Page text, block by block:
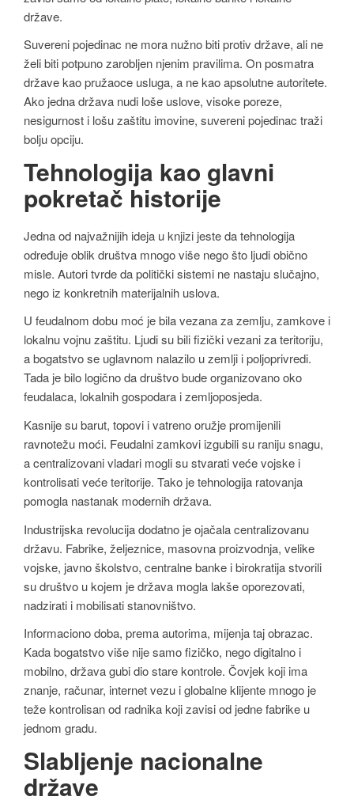
države.
Suvereni pojedinac ne mora nužno biti protiv države, ali ne
želi biti potpuno zarobljen njenim pravilima. On posmatra
države kao pružaoce usluga, a ne kao apsolutne autoritete.
Ako jedna država nudi loše uslove, visoke poreze,
nesigurnost i lošu zaštitu imovine, suvereni pojedinac traži
bolju opciju.
Tehnologija kao glavni
pokretač historije
Jedna od najvažnijih ideja u knjizi jeste da tehnologija
određuje oblik društva mnogo više nego što ljudi obično
misle. Autori tvrde da politički sistemi ne nastaju slučajno,
nego iz konkretnih materijalnih uslova.
U feudalnom dobu moć je bila vezana za zemlju, zamkove i
lokalnu vojnu zaštitu. Ljudi su bili fizički vezani za teritoriju,
a bogatstvo se uglavnom nalazilo u zemlji i poljoprivredi.
Tada je bilo logično da društvo bude organizovano oko
feudalaca, lokalnih gospodara i zemljoposjeda.
Kasnije su barut, topovi i vatreno oružje promijenili
ravnotežu moći. Feudalni zamkovi izgubili su raniju snagu,
a centralizovani vladari mogli su stvarati veće vojske i
kontrolisati veće teritorije. Tako je tehnologija ratovanja
pomogla nastanak modernih država.
Industrijska revolucija dodatno je ojačala centralizovanu
državu. Fabrike, željeznice, masovna proizvodnja, velike
vojske, javno školstvo, centralne banke i birokratija stvorili
su društvo u kojem je država mogla lakše oporezovati,
nadzirati i mobilisati stanovništvo.
Informaciono doba, prema autorima, mijenja taj obrazac.
Kada bogatstvo više nije samo fizičko, nego digitalno i
mobilno, država gubi dio stare kontrole. Čovjek koji ima
znanje, računar, internet vezu i globalne klijente mnogo je
teže kontrolisan od radnika koji zavisi od jedne fabrike u
jednom gradu.
Slabljenje nacionalne
države